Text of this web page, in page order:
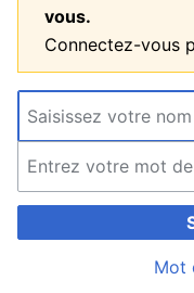
vous.
Connectez-vous
Mot